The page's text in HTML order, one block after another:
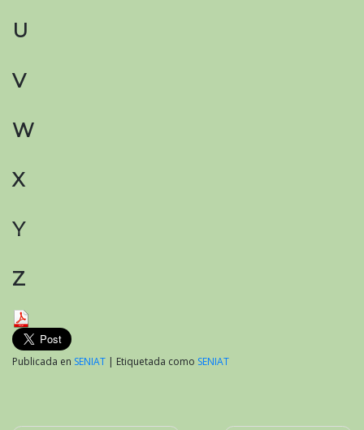
U
V
W
X
Y
Z
Publicada en SENIAT | Etiquetada como SENIAT